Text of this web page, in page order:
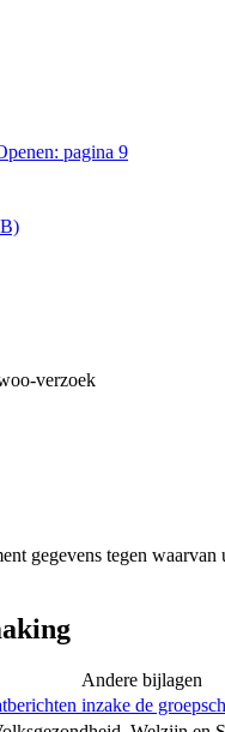
pagina 9
verzoek
gegevens tegen waarvan
Andere bijlagen
inzake de